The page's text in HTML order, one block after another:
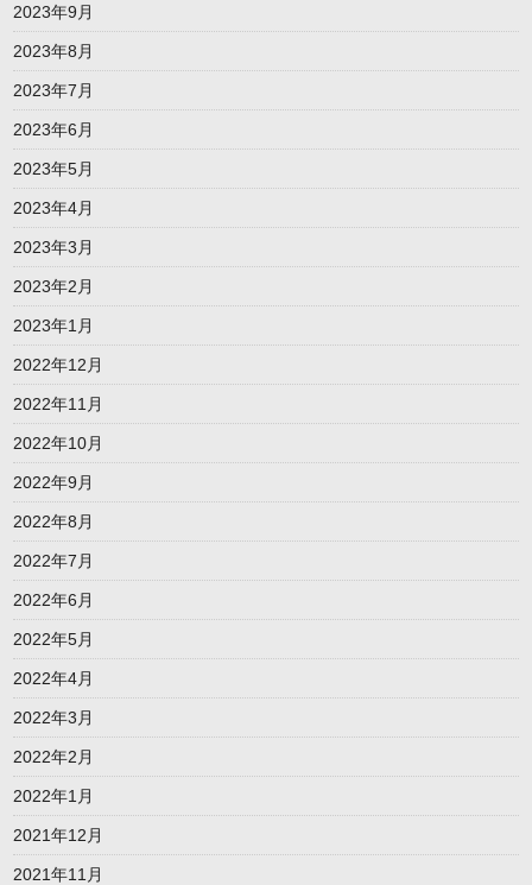
2023年9月
2023年8月
2023年7月
2023年6月
2023年5月
2023年4月
2023年3月
2023年2月
2023年1月
2022年12月
2022年11月
2022年10月
2022年9月
2022年8月
2022年7月
2022年6月
2022年5月
2022年4月
2022年3月
2022年2月
2022年1月
2021年12月
2021年11月